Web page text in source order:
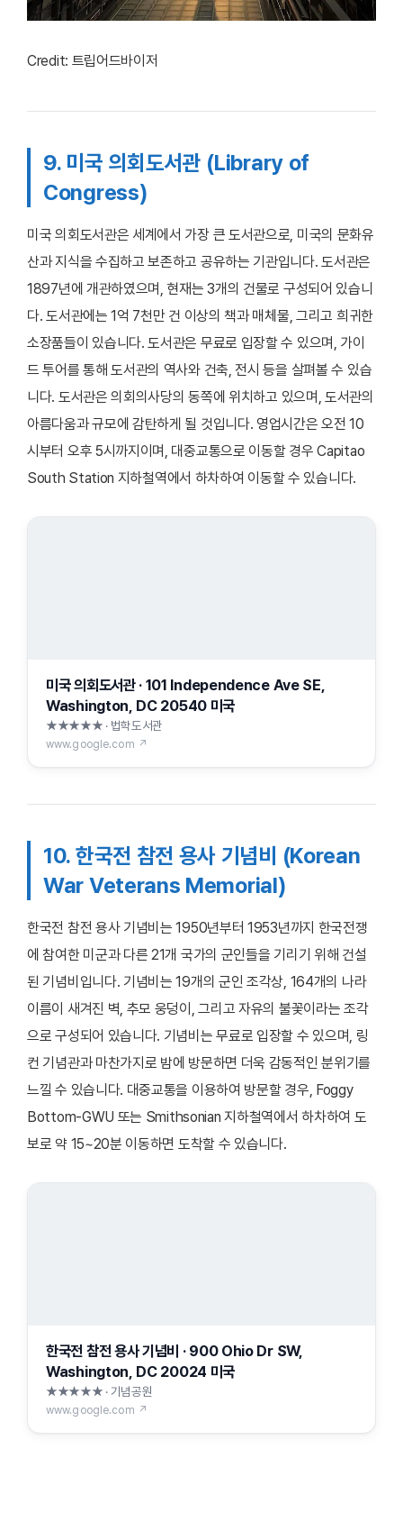
Credit: 트립어드바이저
9. 미국 의회도서관 (Library of
Congress)
미국 의회도서관은 세계에서 가장 큰 도서관으로, 미국의 문화유
산과 지식을 수집하고 보존하고 공유하는 기관입니다. 도서관은
1897년에 개관하였으며, 현재는 3개의 건물로 구성되어 있습니
다. 도서관에는 1억 7천만 건 이상의 책과 매체물, 그리고 희귀한
소장품들이 있습니다. 도서관은 무료로 입장할 수 있으며, 가이
드 투어를 통해 도서관의 역사와 건축, 전시 등을 살펴볼 수 있습
니다. 도서관은 의회의사당의 동쪽에 위치하고 있으며, 도서관의
아름다움과 규모에 감탄하게 될 것입니다. 영업시간은 오전 10
시부터 오후 5시까지이며, 대중교통으로 이동할 경우 Capitao
South Station 지하철역에서 하차하여 이동할 수 있습니다.
미국 의회도서관 · 101 Independence Ave SE,
Washington, DC 20540 미국
★★★★★ · 법학도서관
www.google.com ↗
10. 한국전 참전 용사 기념비 (Korean
War Veterans Memorial)
한국전 참전 용사 기념비는 1950년부터 1953년까지 한국전쟁
에 참여한 미군과 다른 21개 국가의 군인들을 기리기 위해 건설
된 기념비입니다. 기념비는 19개의 군인 조각상, 164개의 나라
이름이 새겨진 벽, 추모 웅덩이, 그리고 자유의 불꽃이라는 조각
으로 구성되어 있습니다. 기념비는 무료로 입장할 수 있으며, 링
컨 기념관과 마찬가지로 밤에 방문하면 더욱 감동적인 분위기를
느낄 수 있습니다. 대중교통을 이용하여 방문할 경우, Foggy
Bottom-GWU 또는 Smithsonian 지하철역에서 하차하여 도
보로 약 15~20분 이동하면 도착할 수 있습니다.
한국전 참전 용사 기념비 · 900 Ohio Dr SW,
Washington, DC 20024 미국
★★★★★ · 기념공원
www.google.com ↗